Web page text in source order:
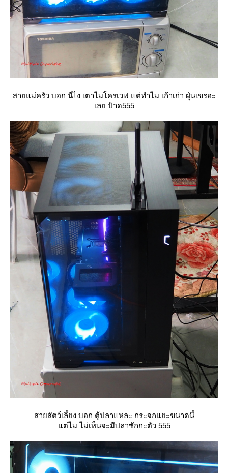
สายแม่ครัว บอก นี่ไง เตาไมโครเวฟ แต่ทำไม เก้าเก่า ฝุ่นเขรอะ
เลย ป้าด555
สายสัตว์เลี้ยง บอก ตู้ปลาแหละ กระจกแยะขนาดนี้
ต่ไม ไม่เห็นจะมีปลาซักกะตัว 555